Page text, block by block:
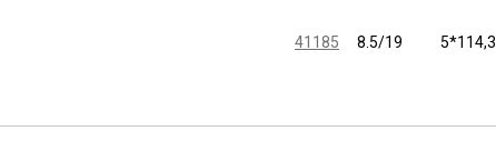
41185 8.5/19 5*114,3